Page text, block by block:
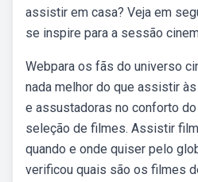
assistir em casa? Veja em
se inspire para a sessão
Webpara os fãs do universo
nada melhor do que assistir
e assustadoras no conforto do
seleção de filmes. Assistir
quando e onde quiser pelo
verificou quais são os filmes